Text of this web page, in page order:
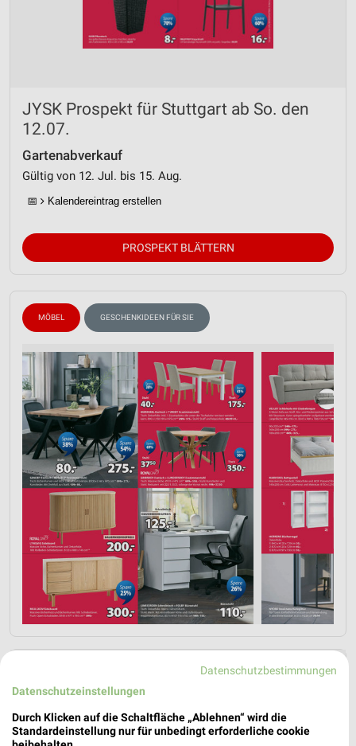
JYSK Prospekt für Stuttgart ab So. den
12.07.
Gartenabverkauf
Gültig von 12. Jul. bis 15. Aug.
📅 Kalendereintrag erstellen
PROSPEKT BLÄTTERN
MÖBEL GESCHENKIDEEN FÜR SIE
Datenschutzbestimmungen
Datenschutzeinstellungen
Durch Klicken auf die Schaltfläche „Ablehnen“ wird die
Standardeinstellung nur für unbedingt erforderliche cookie